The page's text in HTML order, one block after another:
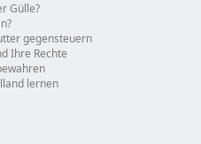
Gülle?
gegensteuern
Ihre Rechte
lernen